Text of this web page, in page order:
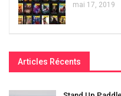
mai 17, 2019
Articles Récents